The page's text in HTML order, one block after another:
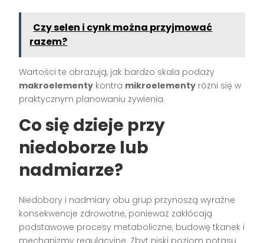
Czy selen i cynk można przyjmować
razem?
Wartości te obrazują, jak bardzo skala podaży
makroelementy kontra mikroelementy różni się w
praktycznym planowaniu żywienia.
Co się dzieje przy
niedoborze lub
nadmiarze?
Niedobory i nadmiary obu grup przynoszą wyraźne
konsekwencje zdrowotne, ponieważ zakłócają
podstawowe procesy metaboliczne, budowę tkanek i
mechanizmy regulacyjne. Zbyt niski poziom potasu